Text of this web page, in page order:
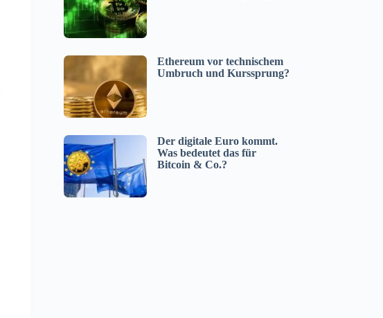
Ethereum vor technischem
Umbruch und Kurssprung?
Der digitale Euro kommt.
Was bedeutet das für
Bitcoin & Co.?